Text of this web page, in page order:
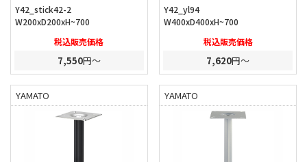
Y42_stick42-2
W200xD200xH~700
税込販売価格
7,550円～
Y42_yl94
W400xD400xH~700
税込販売価格
7,620円～
YAMATO YAMATO